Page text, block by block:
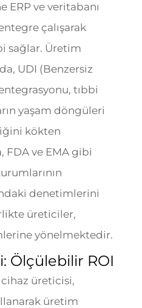
ERP ve veritabanı
çalışarak
sağlar. Üretim
UDI (Benzersiz
tıbbi
yaşam döngüleri
kökten
FDA ve EMA gibi
denetimlerini
üreticiler,
yönelmektedir.
Ölçülebilir ROI
üreticisi,
üretim